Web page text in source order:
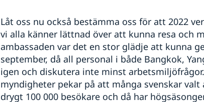
Låt oss nu också bestämma oss för att 2022
vi alla känner lättnad över att kunna resa och
ambassaden var det en stor glädje att kunna
september, då all personal i både Bangkok,
igen och diskutera inte minst
myndigheter pekar på att många svenskar
drygt 100 000 besökare och då har